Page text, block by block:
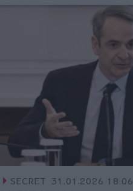
SECRET
31.01.2026 18:06